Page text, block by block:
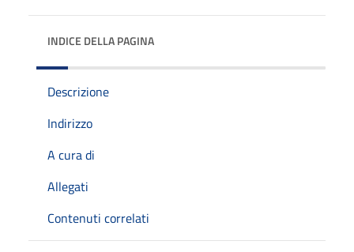
INDICE DELLA PAGINA
Descrizione
Indirizzo
A cura di
Allegati
Contenuti correlati